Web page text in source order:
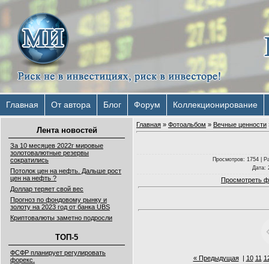
Главная От автора Блог Форум Коллекционирование
Лента новостей
За 10 месяцев 2022г мировые
золотовалютные резервы
сократились
Потолок цен на нефть. Дальше рост
цен на нефть ?
Доллар теряет свой вес
Прогноз по фондовому рынку и
золоту на 2023 год от банка UBS
Криптовалюты заметно подросли
ТОП-5
ФСФР планирует регулировать
форекс.
Главная » Фотоальбом » Вечные ценности
Просмотров: 1754 |
Дата:
Просмотреть
« Предыдущая| 10 11